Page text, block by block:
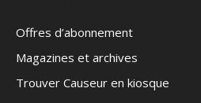
Offres d’abonnement
Magazines et archives
Trouver Causeur en kiosque